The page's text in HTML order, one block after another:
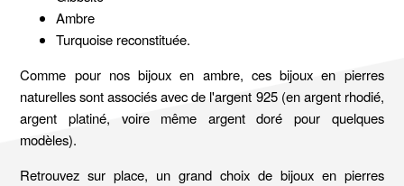
Ambre
Turquoise reconstituée.
Comme pour nos bijoux en ambre, ces bijoux en pierres
naturelles sont associés avec de l'argent 925 (en argent rhodié,
argent platiné, voire même argent doré pour quelques
modèles).
Retrouvez sur place, un grand choix de bijoux en pierres